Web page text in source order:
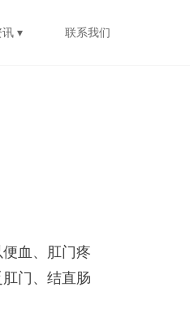
讯 ▾ 联系我们
血、肛门疼
门、结直肠